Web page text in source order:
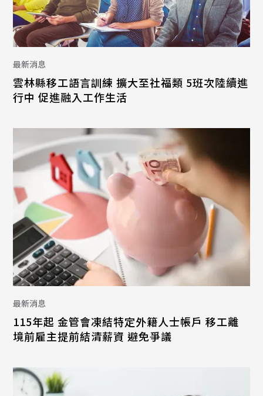
最新消息
雲林縣移工語言訓練 擴大至社福類 5班次陸續進
行中 促進融入工作生活
最新消息
115年起 金管會凍結特定外籍人士帳戶 移工離
境前雇主提前結清薪資 避免爭議